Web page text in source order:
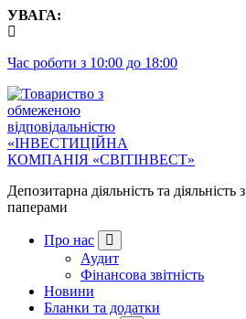
Перейти
до
УВАГА:
Час роботи з 10:00 до 18:00
Депозитарна діяльність та діяльність
паперами
Про нас
Аудит
Фінансова звітність
Новини
Бланки та додатки